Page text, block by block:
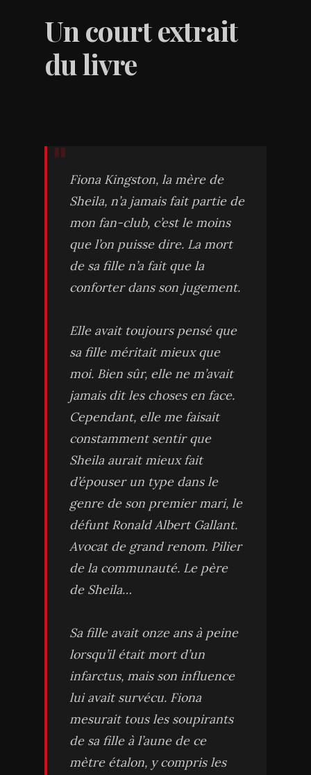
Un court extrait
du livre
Fiona Kingston, la mère de
Sheila, n’a jamais fait partie de
mon fan-club, c’est le moins
que l’on puisse dire. La mort
de sa fille n’a fait que la
conforter dans son jugement.
Elle avait toujours pensé que
sa fille méritait mieux que
moi. Bien sûr, elle ne m’avait
jamais dit les choses en face.
Cependant, elle me faisait
constamment sentir que
Sheila aurait mieux fait
d’épouser un type dans le
genre de son premier mari, le
défunt Ronald Albert Gallant.
Avocat de grand renom. Pilier
de la communauté. Le père
de Sheila…
Sa fille avait onze ans à peine
lorsqu’il était mort d’un
infarctus, mais son influence
lui avait survécu. Fiona
mesurait tous les soupirants
de sa fille à l’aune de ce
mètre étalon, y compris les